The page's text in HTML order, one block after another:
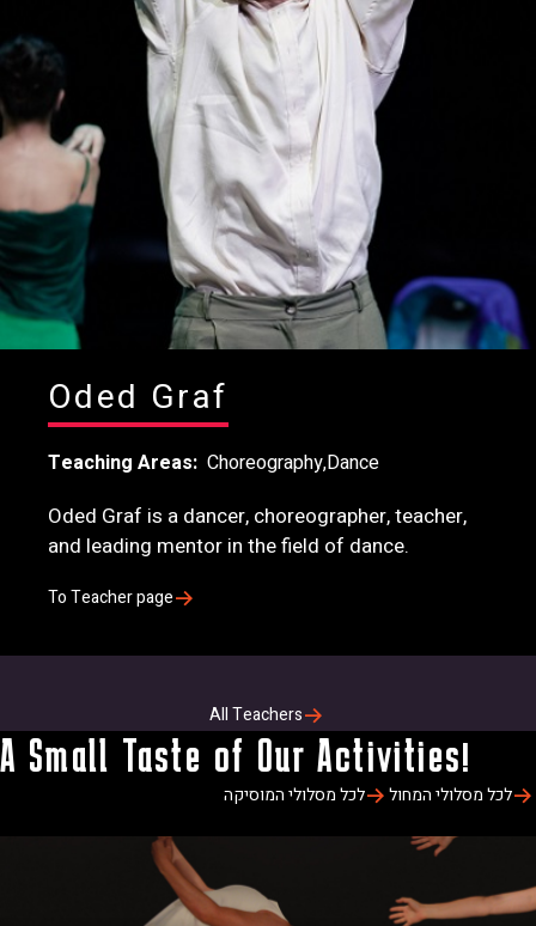
Oded Graf
Teaching Areas ChoreographyDance
Oded Graf is a dancer, choreographer, teacher,
and leading mentor in the field of dance.
To Teacher page
All Teachers
A Small Taste of Our Activities!
לכל מסלולי המוסיקה לכל מסלולי המחול